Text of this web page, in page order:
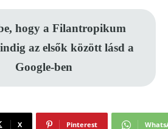
hogy a Filantropikum
az elsők között lásd a
Google-ben
X Pinterest